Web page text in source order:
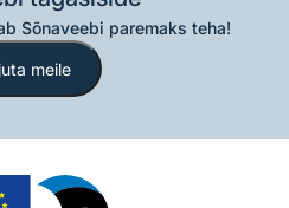
Sõnaveebi paremaks teha!
meile